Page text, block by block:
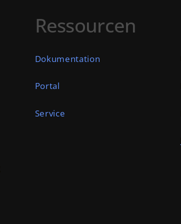
Ressourcen
Dokumentation
Portal
Service